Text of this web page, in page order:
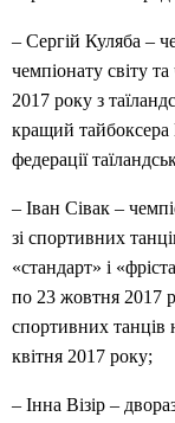
– Сергій Куляба –
чемпіонату світу
2017 року з
кращий тайбоксера
федерації
– Іван Сівак –
зі спортивних
«стандарт» і
по 23 жовтня 2017
спортивних танців
квітня 2017 року;
– Інна Візір –